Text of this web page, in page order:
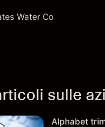
Water Co
sulle
Alphabet